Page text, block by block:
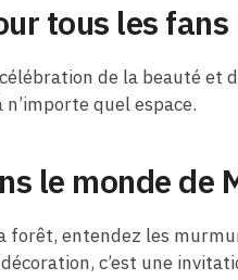
tous les fans
de la beauté et
quel espace.
le monde de
forêt, entendez les
c’est une